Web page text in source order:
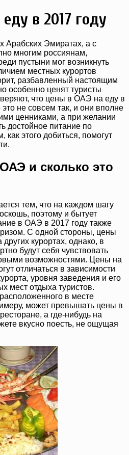
в 2017 году
Арабских Эмиратах, а с
многим россиянам,
пустыни мог возникнуть
местных курортов
разбавленный настоящим
особенно ценят туристы
что цены в ОАЭ на еду в
не совсем так, и они вполне
ценниками, а при желании
достойное питание по
этого добиться, помогут
и сколько это
тем, что на каждом шагу
поэтому и бытует
в ОАЭ в 2017 году также
С одной стороны, цены
курортах, однако, в
будут себя чувствовать
возможностями. Цены на
отличаться в зависимости
уровня заведения и его
мест отдыха туристов.
в месте
может превышать цены в
а где-нибудь на
вкусно поесть, не ощущая